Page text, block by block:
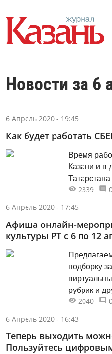
Новости за 6
6 Апрель 2020 - 19:45
Как будет работать
Время
Казани и в
Татарстана
2339 0
6 Апрель 2020 - 17:45
Афиша онлайн-
культуры РТ с 6 по 12
подборку
рубрик и
недели.
2040 0
6 Апрель 2020 - 16:43
Теперь выходить
Пользуйтесь